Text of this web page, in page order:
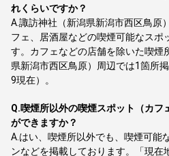
れくらいですか？
A.諏訪神社（新潟県新潟市西区鳥原
フェ、居酒屋などの喫煙可能なスポ
す。カフェなどの店舗を除いた喫煙
県新潟市西区鳥原）周辺では1箇所
9現在）。
Q.喫煙所以外の喫煙スポット（カフ
ができますか？
A. はい、喫煙所以外でも、喫煙可能
ンなどを掲載しております。「現在